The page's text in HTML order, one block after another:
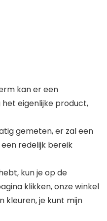
kan er een
eigenlijke product,
gemeten, er zal een
redelijk bereik
kun je op de
klikken, onze winkel
kleuren, je kunt mijn